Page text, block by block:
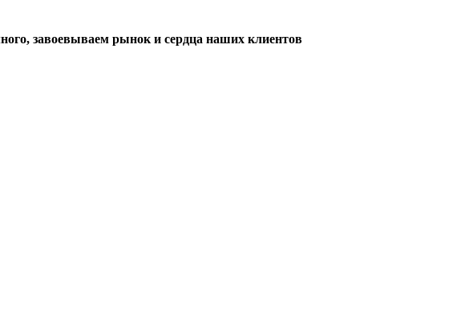
завоевываем рынок и сердца наших клиентов